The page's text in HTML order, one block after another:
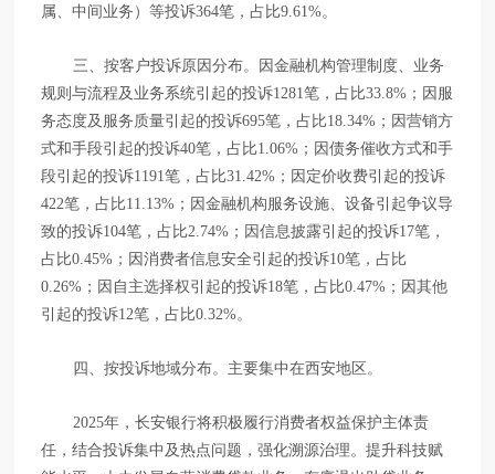
属、中间业务）等投诉364笔，占比9.61%。
三、按客户投诉原因分布。 因金融机构管理制度、业务
规则与流程及业务系统引起的投诉1281笔，占比33.8%；因服
务态度及服务质量引起的投诉695笔，占比18.34%；因营销方
式和手段引起的投诉40笔，占比1.06%；因债务催收方式和手
段引起的投诉1191笔，占比31.42%；因定价收费引起的投诉
422笔，占比11.13%；因金融机构服务设施、设备引起争议导
致的投诉104笔，占比2.74%；因信息披露引起的投诉17笔，
占比0.45%；因消费者信息安全引起的投诉10笔，占比
0.26%；因自主选择权引起的投诉18笔，占比0.47%；因其他
引起的投诉12笔，占比0.32%。
四、按投诉地域分布。 主要集中在西安地区。
2025年，长安银行将积极履行消费者权益保护主体责
任，结合投诉集中及热点问题，强化溯源治理。提升科技赋